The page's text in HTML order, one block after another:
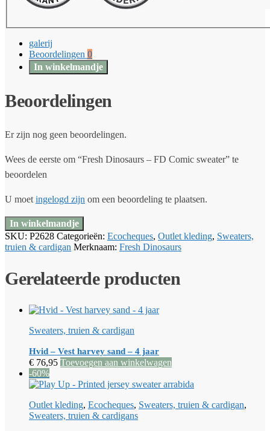
galerij
Beoordelingen 0
In winkelmandje
Beoordelingen
Er zijn nog geen beoordelingen.
Wees de eerste om “Fresh Dinosaurs – FD Comic sweater” te
beoordelen
U moet ingelogd zijn om een beoordeling te plaatsen.
In winkelmandje
SKU: P2628 Categorieën: Ecocheques, Outlet kleding, Sweaters,
truien & cardigan Merknaam: Fresh Dinosaurs
Gerelateerde producten
Sweaters, truien & cardigan
Hvid – Vest harvey sand – 4 jaar
€ 76,95 Toevoegen aan winkelwagen
-60%
Outlet kleding, Ecocheques, Sweaters, truien & cardigan,
Sweaters, truien & cardigans